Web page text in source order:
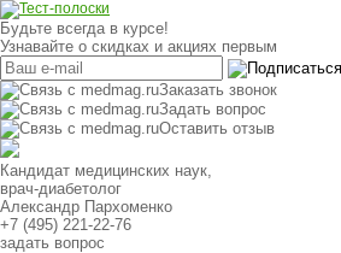
Будьте всегда в курсе!
Узнавайте о скидках и акциях первым
Заказать звонок
Задать вопрос
Оставить отзыв
Кандидат медицинских наук,
врач-диабетолог
Александр Пархоменко
+7 (495) 221-22-76
задать вопрос